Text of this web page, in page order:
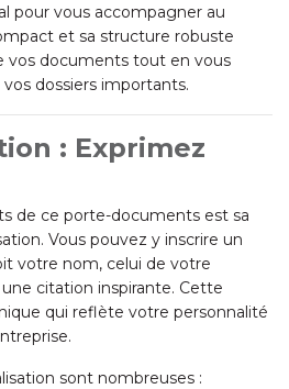
pour vous accompagner au
et sa structure robuste
vos documents tout en vous
dossiers importants.
: Exprimez
de ce porte-documents est sa
Vous pouvez y inscrire un
votre nom, celui de votre
citation inspirante. Cette
qui reflète votre personnalité
sont nombreuses :